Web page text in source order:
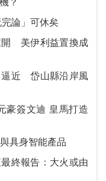
？
流 「香港玩完論」可休矣
開 美伊利益置換成
逼近 岱山縣沿岸風
迪 皇馬打造
具身智能產品
終報告：大火或由